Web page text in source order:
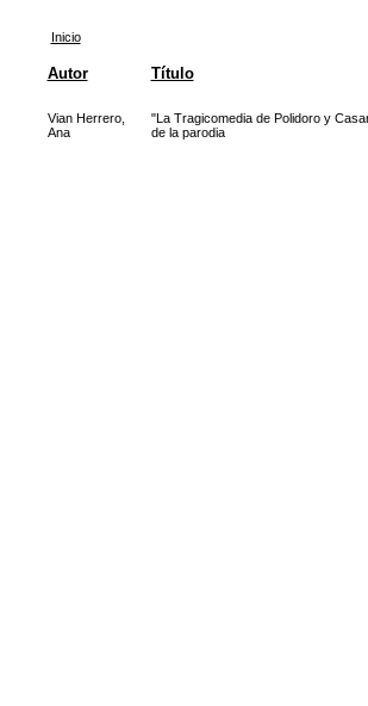
Inicio
Autor Título
Vian Herrero,
Ana
"La Tragicomedia de Polidoro y
de la parodia